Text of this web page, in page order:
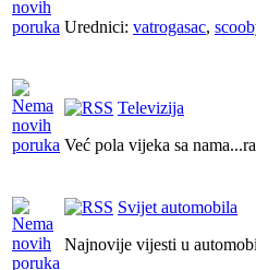
Urednici: vatrogasac,
Televizija
Već pola vijeka sa
Svijet automobila
Najnovije vijesti u